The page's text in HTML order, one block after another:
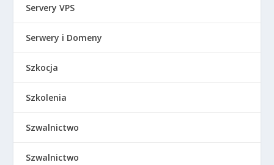
Servery VPS
Serwery i Domeny
Szkocja
Szkolenia
Szwalnictwo
Szwalnictwo